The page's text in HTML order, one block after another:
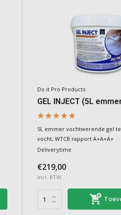
Do it Pro Products
GEL INJECT (5L
5L emmer vochtwerende gel
vocht, WTCB rapport A+A+A+
Deliverytime
€219,00
Incl. BTW